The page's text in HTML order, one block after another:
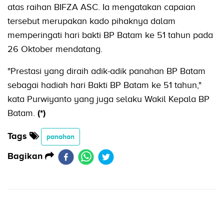
atas raihan BIFZA ASC. Ia mengatakan capaian
tersebut merupakan kado pihaknya dalam
memperingati hari bakti BP Batam ke 51 tahun pada
26 Oktober mendatang.
"Prestasi yang diraih adik-adik panahan BP Batam
sebagai hadiah hari Bakti BP Batam ke 51 tahun,"
kata Purwiyanto yang juga selaku Wakil Kepala BP
Batam. (*)
Tags panahan
Bagikan